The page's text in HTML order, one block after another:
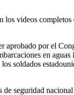
videos
por el
en
soldados
seguridad